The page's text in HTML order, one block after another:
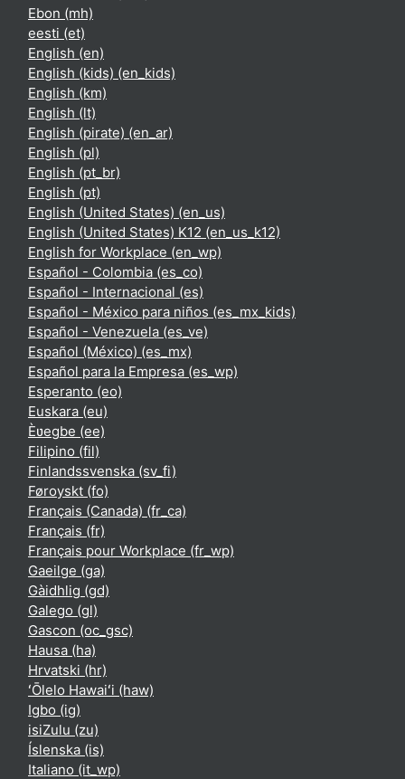
Ebon ‎(mh)‎
eesti ‎(et)‎
English ‎(en)‎
English (kids) ‎(en_kids)‎
English ‎(km)‎
English ‎(lt)‎
English (pirate) ‎(en_ar)‎
English ‎(pl)‎
English ‎(pt_br)‎
English ‎(pt)‎
English (United States) ‎(en_us)‎
English (United States) K12 ‎(en_us_k12)‎
English for Workplace ‎(en_wp)‎
Español - Colombia ‎(es_co)‎
Español - Internacional ‎(es)‎
Español - México para niños ‎(es_mx_kids)‎
Español - Venezuela ‎(es_ve)‎
Español (México) ‎(es_mx)‎
Español para la Empresa ‎(es_wp)‎
Esperanto ‎(eo)‎
Euskara ‎(eu)‎
Èʋegbe ‎(ee)‎
Filipino ‎(fil)‎
Finlandssvenska ‎(sv_fi)‎
Føroyskt ‎(fo)‎
Français (Canada) ‎(fr_ca)‎
Français ‎(fr)‎
Français pour Workplace ‎(fr_wp)‎
Gaeilge ‎(ga)‎
Gàidhlig ‎(gd)‎
Galego ‎(gl)‎
Gascon ‎(oc_gsc)‎
Hausa ‎(ha)‎
Hrvatski ‎(hr)‎
ʻŌlelo Hawaiʻi ‎(haw)‎
Igbo ‎(ig)‎
isiZulu ‎(zu)‎
Íslenska ‎(is)‎
Italiano ‎(it_wp)‎